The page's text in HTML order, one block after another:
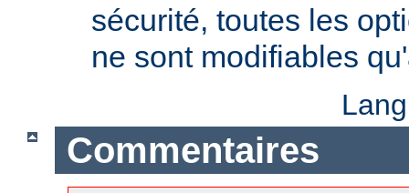
sécurité, toutes les
ne sont modifiables
Commentaires